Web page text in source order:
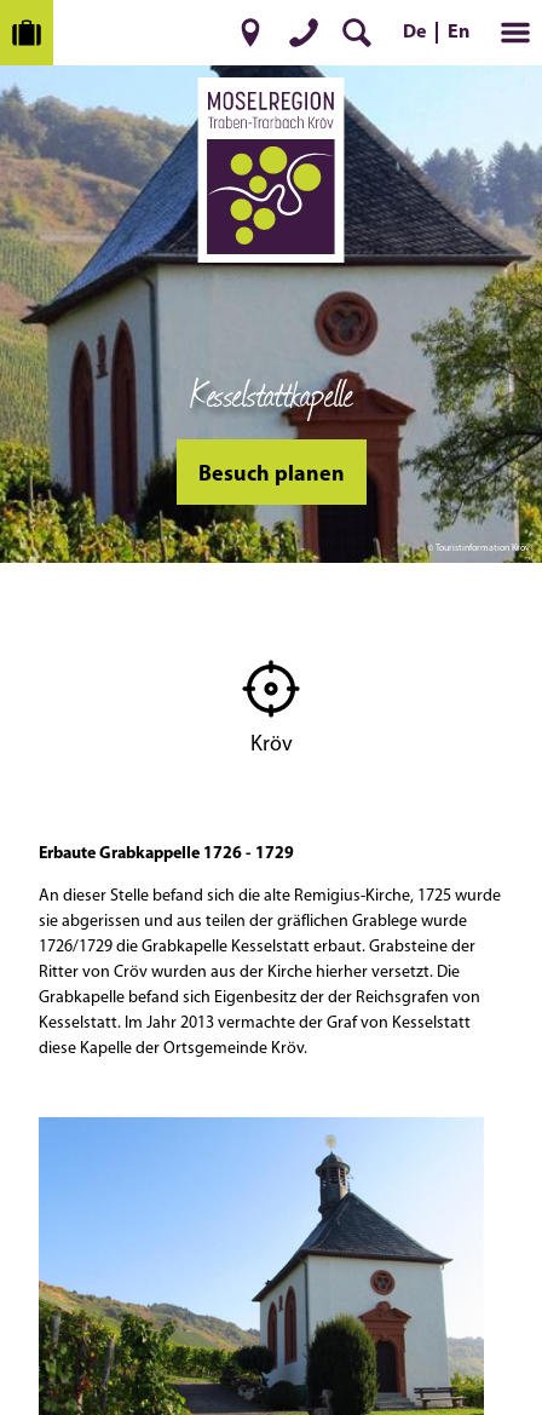
De En
© Touristinformation Kröv
Kesselstattkapelle
Besuch planen
Kröv
Erbaute Grabkappelle 1726 - 1729
An dieser Stelle befand sich die alte Remigius-Kirche, 1725 wurde
sie abgerissen und aus teilen der gräflichen Grablege wurde
1726/1729 die Grabkapelle Kesselstatt erbaut. Grabsteine der
Ritter von Cröv wurden aus der Kirche hierher versetzt. Die
Grabkapelle befand sich Eigenbesitz der der Reichsgrafen von
Kesselstatt. Im Jahr 2013 vermachte der Graf von Kesselstatt
diese Kapelle der Ortsgemeinde Kröv.